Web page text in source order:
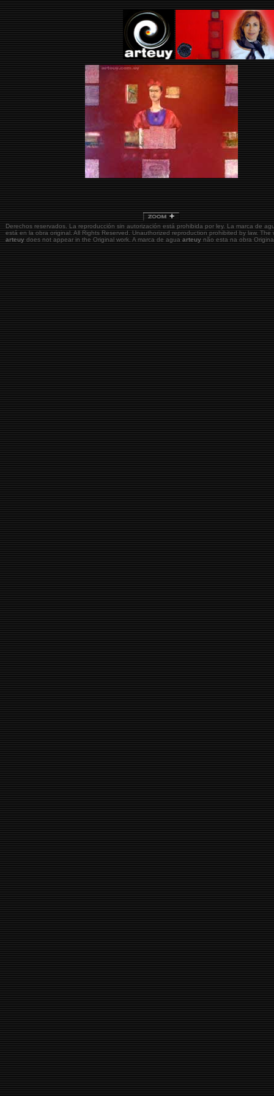
Derechos reservados. La reproducción sin autorización está prohibida por ley. La marca de
está en la obra original.All Rights Reserved. Unauthorized reproduction prohibited by law. The
arteuydoes not appear in the Original work. A marca de aguaarteuynão esta na obra